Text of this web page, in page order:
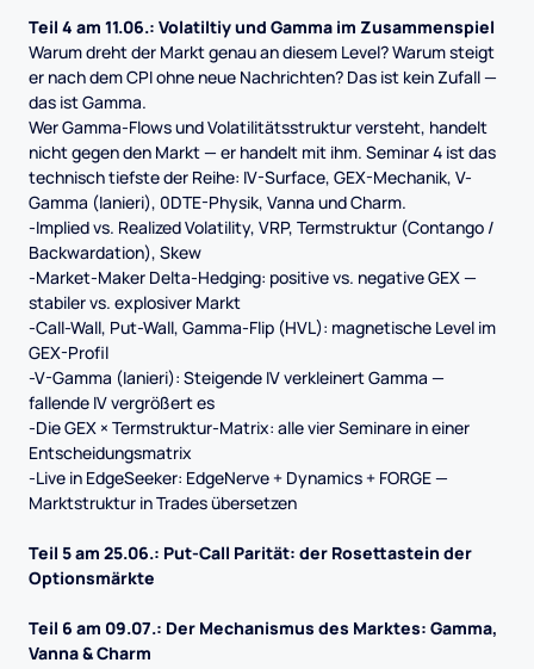
Teil 4 am 11.06.: Volatiltiy und Gamma im Zusammenspiel
Warum dreht der Markt genau an diesem Level? Warum steigt
er nach dem CPI ohne neue Nachrichten? Das ist kein Zufall —
das ist Gamma.
Wer Gamma-Flows und Volatilitätsstruktur versteht, handelt
nicht gegen den Markt — er handelt mit ihm. Seminar 4 ist das
technisch tiefste der Reihe: IV-Surface, GEX-Mechanik, V-
Gamma (Ianieri), 0DTE-Physik, Vanna und Charm.
-Implied vs. Realized Volatility, VRP, Termstruktur (Contango /
Backwardation), Skew
-Market-Maker Delta-Hedging: positive vs. negative GEX —
stabiler vs. explosiver Markt
-Call-Wall, Put-Wall, Gamma-Flip (HVL): magnetische Level im
GEX-Profil
-V-Gamma (Ianieri): Steigende IV verkleinert Gamma —
fallende IV vergrößert es
-Die GEX × Termstruktur-Matrix: alle vier Seminare in einer
Entscheidungsmatrix
-Live in EdgeSeeker: EdgeNerve + Dynamics + FORGE —
Marktstruktur in Trades übersetzen​​​​​​​
Teil 5 am 25.06.: Put-Call Parität: der Rosettastein der
Optionsmärkte
Teil 6 am 09.07.: Der Mechanismus des Marktes: Gamma,
Vanna & Charm